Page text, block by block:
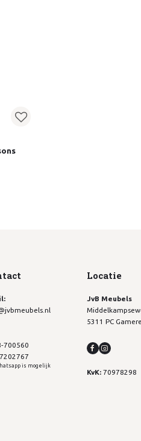
700560
is mogelijk
Locatie
JvB Meubels
5311 PC
KvK:70978298